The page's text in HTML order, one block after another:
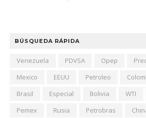
BÚSQUEDA RÁPIDA
Venezuela PDVSA Opep
Mexico
EEUU Petroleo
Brasil
Especial Bolivia WTI
Pemex
Rusia Petrobras